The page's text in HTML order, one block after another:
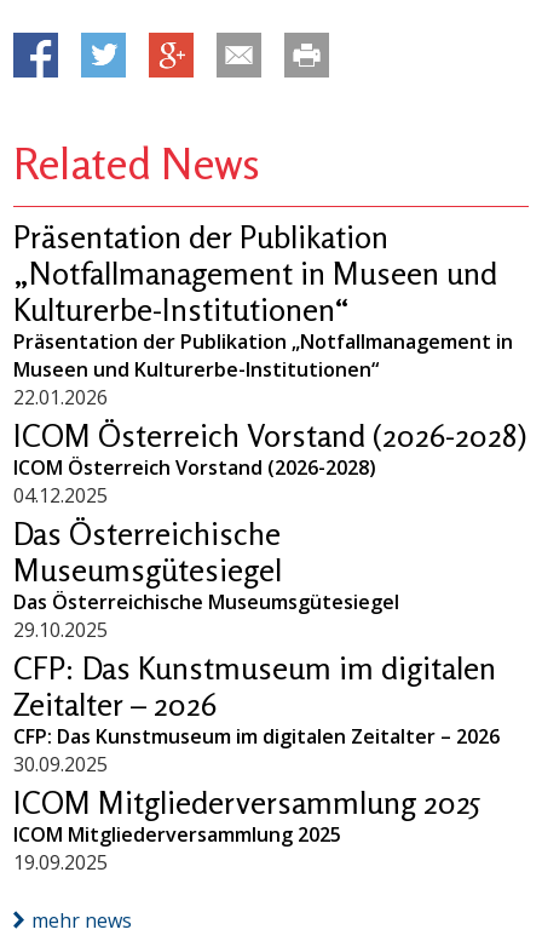
Related News
Präsentation der Publikation
„Notfallmanagement in Museen und
Kulturerbe-Institutionen“
Präsentation der Publikation „Notfallmanagement in
Museen und Kulturerbe-Institutionen“
22.01.2026
ICOM Österreich Vorstand (2026-2028)
ICOM Österreich Vorstand (2026-2028)
04.12.2025
Das Österreichische
Museumsgütesiegel
Das Österreichische Museumsgütesiegel
29.10.2025
CFP: Das Kunstmuseum im digitalen
Zeitalter – 2026
CFP: Das Kunstmuseum im digitalen Zeitalter – 2026
30.09.2025
ICOM Mitgliederversammlung 2025
ICOM Mitgliederversammlung 2025
19.09.2025
mehr news